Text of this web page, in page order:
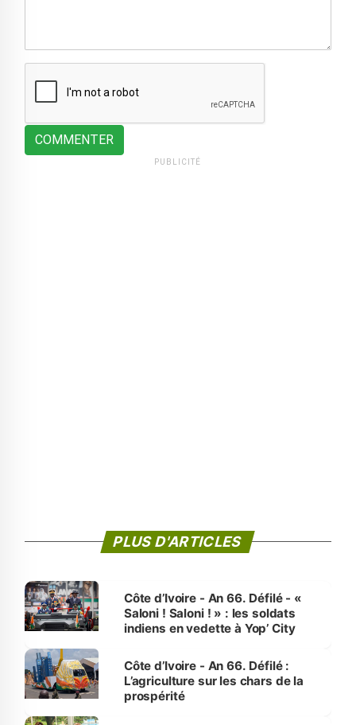
COMMENTER
PUBLICITÉ
PLUS D'ARTICLES
Côte d’Ivoire - An 66. Défilé - «
Saloni ! Saloni ! » : les soldats
indiens en vedette à Yop’ City
Côte d’Ivoire - An 66. Défilé :
L’agriculture sur les chars de la
prospérité